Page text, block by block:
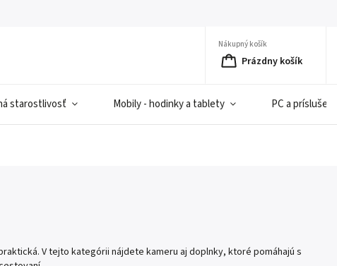
Nákupný košík
Prázdny košík
starostlivosť Mobily - hodinky a tablety PC a
V tejto kategórii nájdete kameru aj doplnky, ktoré pomáhajú s